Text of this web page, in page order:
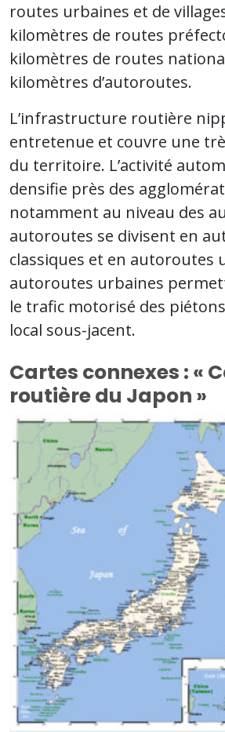
routes urbaines et de
kilomètres de routes
kilomètres de routes
kilomètres d’autoroutes.
L’infrastructure routière
entretenue et couvre une
du territoire. L’activité
densifie près des
notamment au niveau des
autoroutes se divisent en
classiques et en autoroutes
autoroutes urbaines
le trafic motorisé des
local sous-jacent.
Cartes connexes : «
routière du Japon »